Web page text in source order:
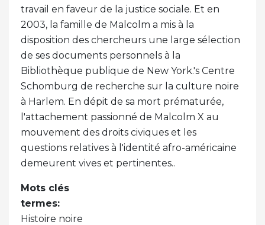
travail en faveur de la justice sociale. Et en
2003, la famille de Malcolm a mis à la
disposition des chercheurs une large sélection
de ses documents personnels à la
Bibliothèque publique de New York.'s Centre
Schomburg de recherche sur la culture noire
à Harlem. En dépit de sa mort prématurée,
l'attachement passionné de Malcolm X au
mouvement des droits civiques et les
questions relatives à l'identité afro-américaine
demeurent vives et pertinentes..
Mots clés
termes:
Histoire noire